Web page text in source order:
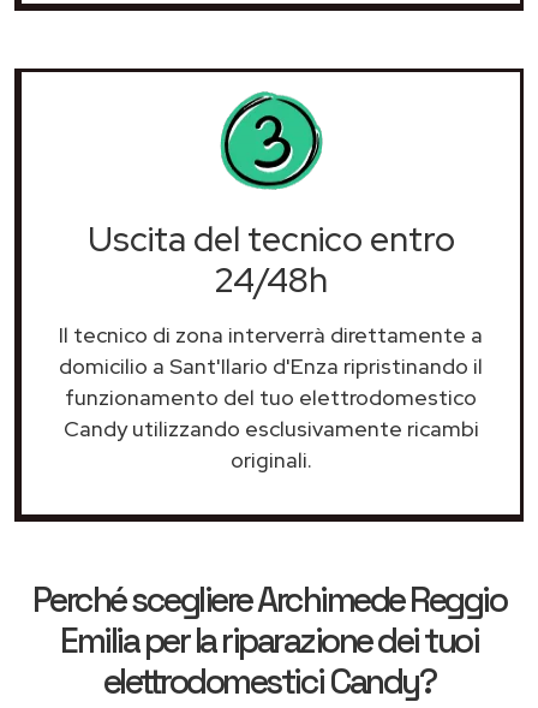
Uscita del tecnico entro
24/48h
Il tecnico di zona interverrà direttamente a
domicilio a Sant'Ilario d'Enza ripristinando il
funzionamento del tuo elettrodomestico
Candy utilizzando esclusivamente ricambi
originali.
Perché scegliereArchimede Reggio
Emiliaper la riparazione dei tuoi
elettrodomestici Candy?